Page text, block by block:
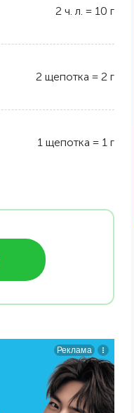
2 ч. л. = 10 г
2 щепотка = 2 г
1 щепотка = 1 г